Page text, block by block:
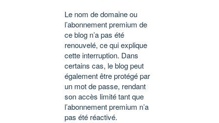
Le nom de domaine ou
l’abonnement premium de
ce blog n’a pas été
renouvelé, ce qui explique
cette interruption. Dans
certains cas, le blog peut
également être protégé par
un mot de passe, rendant
son accès limité tant que
l’abonnement premium n’a
pas été réactivé.